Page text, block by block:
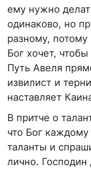
ему нужно
одинаково, но
разному, потому
Бог хочет,
Путь Авеля
извилист и
наставляет
В притче о
что Бог каждому
таланты и
лично. Господин